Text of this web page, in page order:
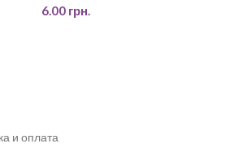
6.00 грн.
и оплата